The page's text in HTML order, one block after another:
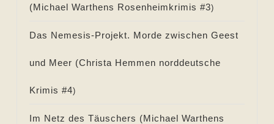
(Michael Warthens Rosenheimkrimis #3)
Das Nemesis-Projekt. Morde zwischen Geest
und Meer (Christa Hemmen norddeutsche
Krimis #4)
Im Netz des Täuschers (Michael Warthens